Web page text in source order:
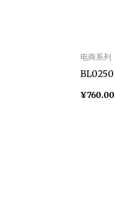
电商系列
BL0250
¥760.00